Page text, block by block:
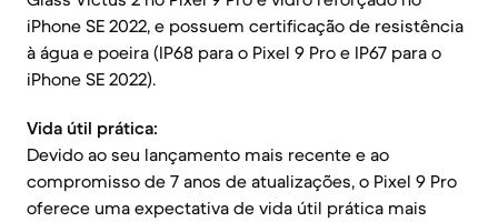
iPhone SE 2022, e possuem certificação de resistência
à água e poeira (IP68 para o Pixel 9 Pro e IP67 para o
iPhone SE 2022).
Vida útil prática:
Devido ao seu lançamento mais recente e ao
compromisso de 7 anos de atualizações, o Pixel 9 Pro
oferece uma expectativa de vida útil prática mais